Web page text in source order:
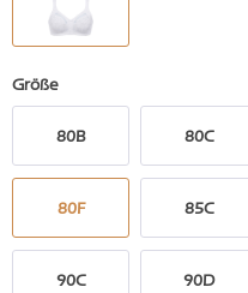
Größe
80B 80C
80F 85C
90C 90D